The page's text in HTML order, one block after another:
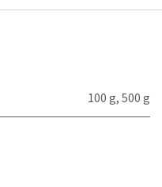
100 g, 500 g